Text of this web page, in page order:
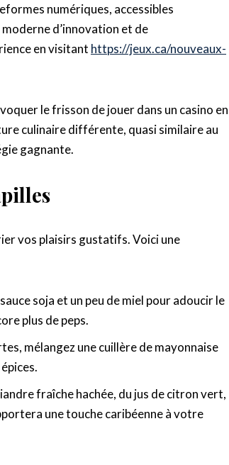
numériques, accessibles
d’innovation et de
en visitant https://jeux.ca/nouveaux-
le frisson de jouer dans un casino en
culinaire différente, quasi similaire au
gagnante.
vos plaisirs gustatifs. Voici une
soja et un peu de miel pour adoucir le
plus de peps.
mélangez une cuillère de mayonnaise
fraîche hachée, du jus de citron vert,
une touche caribéenne à votre